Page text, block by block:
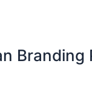
Branding